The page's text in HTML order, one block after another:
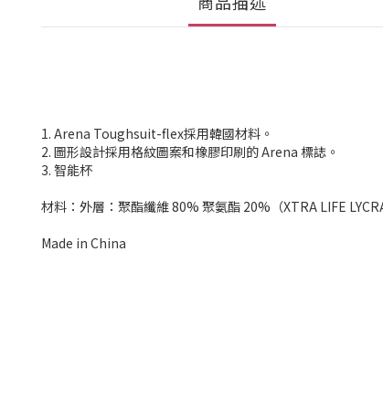
1. Arena Toughsuit-flex採用韓國材料。
2. 圖形設計採用格紋圖案和橡膠印刷的 Arena 標誌。
3. 智能杯
材料：外層：聚酯纖維 80% 聚氨酯 20%（XTRA LIFE
Made in China